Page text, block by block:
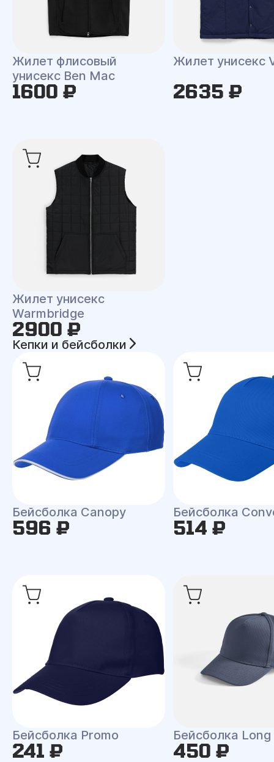
Жилет флисовый
унисекс Ben Mac
1600 ₽
Жилет унисекс
2635 ₽
Жилет унисекс
Warmbridge
2900 ₽
Кепки и бейсболки
Бейсболка Canopy
596 ₽
Бейсболка
514 ₽
Бейсболка Promo
241 ₽
Бейсболка
450 ₽